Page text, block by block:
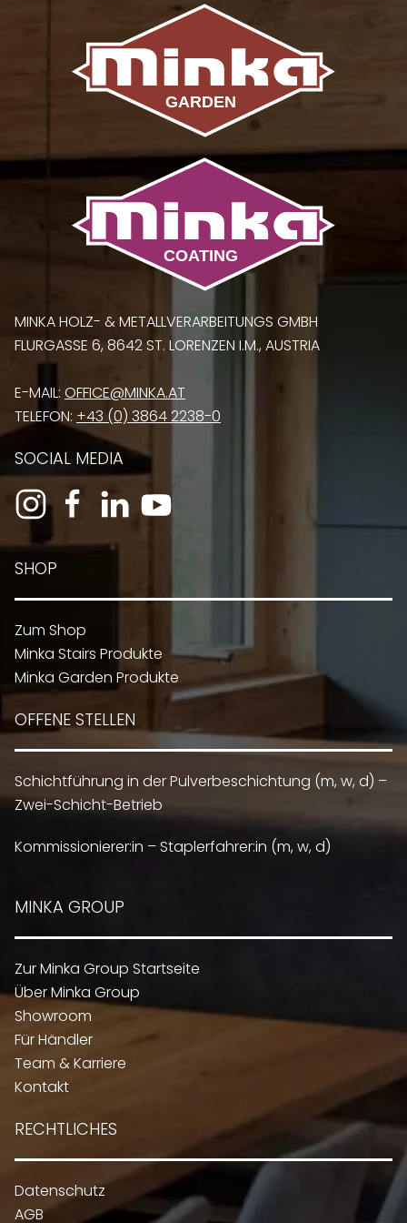
MINKA HOLZ- & METALLVERARBEITUNGS GMBH
FLURGASSE 6, 8642 ST. LORENZEN I.M., AUSTRIA
E-MAIL: OFFICE@MINKA.AT
TELEFON: +43 (0) 3864 2238-0
SOCIAL MEDIA
SHOP
Zum Shop
Minka Stairs Produkte
Minka Garden Produkte
OFFENE STELLEN
Schichtführung in der Pulverbeschichtung (m, w, d) –
Zwei-Schicht-Betrieb
Kommissionierer:in – Staplerfahrer:in (m, w, d)
MINKA GROUP
Zur Minka Group Startseite
Über Minka Group
Showroom
Für Händler
Team & Karriere
Kontakt
RECHTLICHES
Datenschutz
AGB